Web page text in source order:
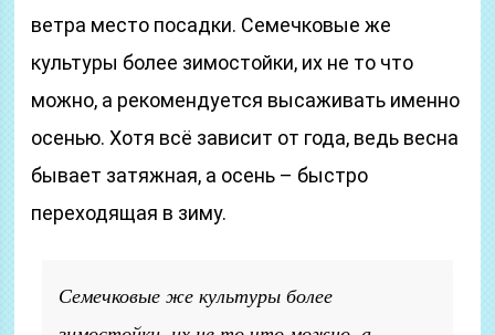
ветра место посадки. Семечковые же
культуры более зимостойки, их не то что
можно, а рекомендуется высаживать именно
осенью. Хотя всё зависит от года, ведь весна
бывает затяжная, а осень – быстро
переходящая в зиму.
Семечковые же культуры более